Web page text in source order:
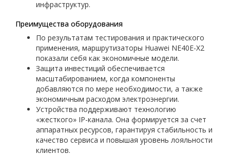
инфраструктур.
Преимущества оборудования
По результатам тестирования и практического
применения, маршрутизаторы Huawei NE40E-X2
показали себя как экономичные модели.
Защита инвестиций обеспечивается
масштабированием, когда компоненты
добавляются по мере необходимости, а также
экономичным расходом электроэнергии.
Устройства поддерживают технологию
«жесткого» IP-канала. Она формируется за счет
аппаратных ресурсов, гарантируя стабильность и
качество сервиса и повышая уровень лояльности
клиентов.